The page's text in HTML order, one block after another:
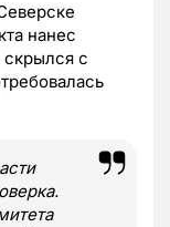
нанес
с